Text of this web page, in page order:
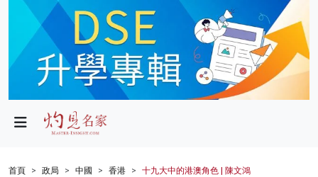
政局
財經
首頁 政局 中國 香港 十九大中的港澳角色 | 陳文鴻